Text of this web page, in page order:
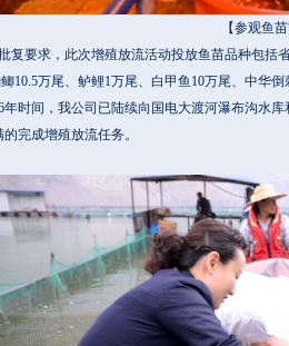
【参观鱼
要求，此次增殖放流活动投放鱼苗品种包括
10.5万尾、鲈鲤1万尾、白甲鱼10万尾、中华倒
时间，我公司已陆续向国电大渡河瀑布沟水
完成增殖放流任务。